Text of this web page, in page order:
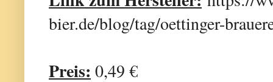
bier.de/blog/tag/oettinger-
Preis: 0,49 €